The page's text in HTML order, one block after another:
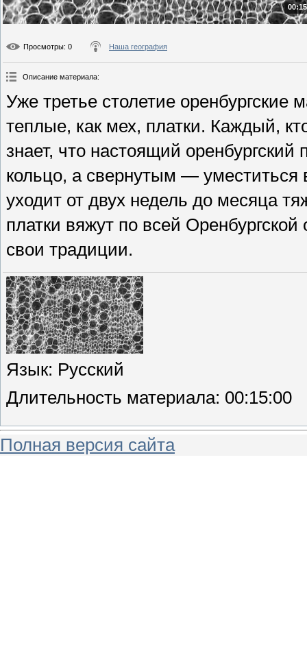
Просмотры: 0 Наша география
Описание материала:
Уже третье столетие оренбургские
теплые, как мех, платки. Каждый,
знает, что настоящий
кольцо, а свернутым — уместиться
уходит от двух недель до месяца
платки вяжут по всей
свои традиции.
Язык: Русский
Длительность материала: 00:15:00
Полная версия сайта